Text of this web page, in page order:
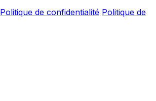
Politique de confidentialité Politique de